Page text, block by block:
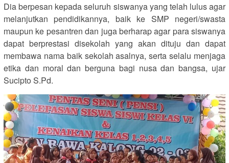
Dia berpesan kepada seluruh siswanya yang telah lulus agar
melanjutkan pendidikannya, baik ke SMP negeri/swasta
maupun ke pesantren dan juga berharap agar para siswanya
dapat berprestasi disekolah yang akan dituju dan dapat
membawa nama baik sekolah asalnya, serta selalu menjaga
etika dan moral dan berguna bagi nusa dan bangsa, ujar
Sucipto S.Pd.